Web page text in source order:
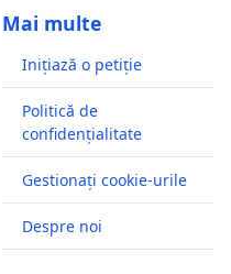
Mai multe
Inițiază o petiție
Politică de
confidențialitate
Gestionați cookie-urile
Despre noi